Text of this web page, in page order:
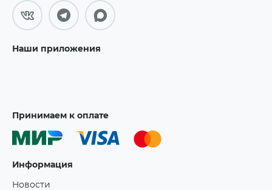
Наши приложения
Принимаем к оплате
Информация
Новости